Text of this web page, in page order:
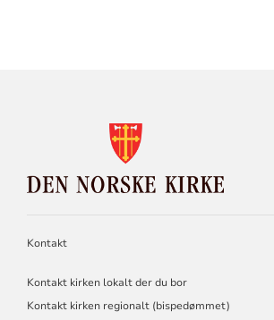
NORSKE
KIRKE
Kontakt
Kontakt kirken lokalt der du bor
Kontakt kirken regionalt (bispedømmet)